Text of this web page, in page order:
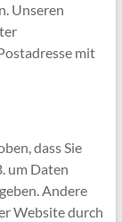
Unseren
mit
dass Sie
um Daten
Andere
Website durch